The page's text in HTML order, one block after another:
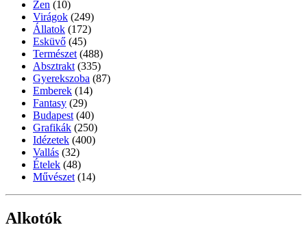
Zen (10)
Virágok (249)
Állatok (172)
Esküvő (45)
Természet (488)
Absztrakt (335)
Gyerekszoba (87)
Emberek (14)
Fantasy (29)
Budapest (40)
Grafikák (250)
Idézetek (400)
Vallás (32)
Ételek (48)
Művészet (14)
Alkotók